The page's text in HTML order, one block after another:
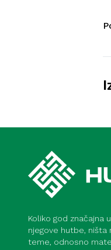
Koliko god značajna
njegove hutbe, ništa
teme, odnosno